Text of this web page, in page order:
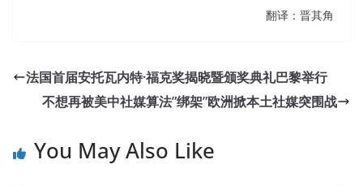
翻译：晋其角
法国首届安托瓦内特·福克奖揭晓暨颁奖典礼巴黎举行
不想再被美中社媒算法”绑架”欧洲掀本土社媒突围战
You May Also Like